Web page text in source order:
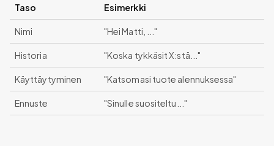
Taso Esimerkki
Nimi "Hei Matti, ..."
Historia "Koska tykkäsit X:stä..."
Käyttäytyminen "Katsomasi tuote alennuksessa"
Ennuste "Sinulle suositeltu..."